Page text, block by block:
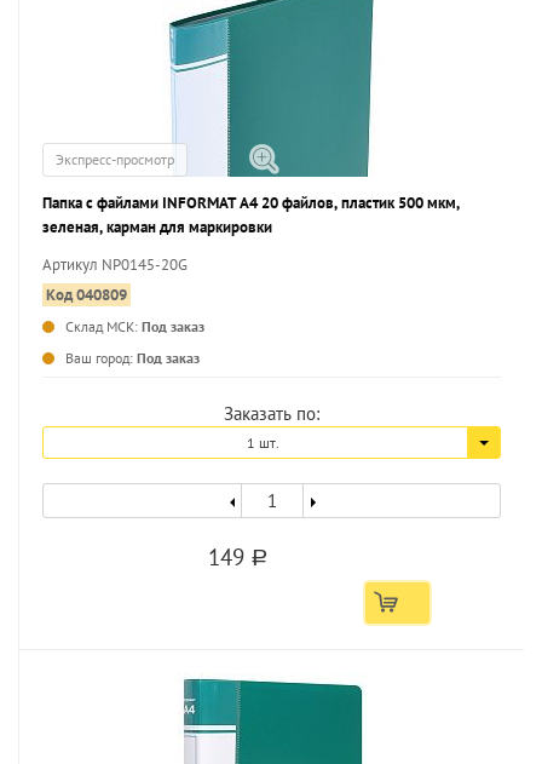
Экспресс-просмотр
Папка с файлами INFORMAT А4 20 файлов, пластик 500 мкм,
зеленая, карман для маркировки
Артикул NP0145-20G
Код 040809
Склад МСК: Под заказ
Ваш город: Под заказ
Заказать по:
1 шт.
149 a